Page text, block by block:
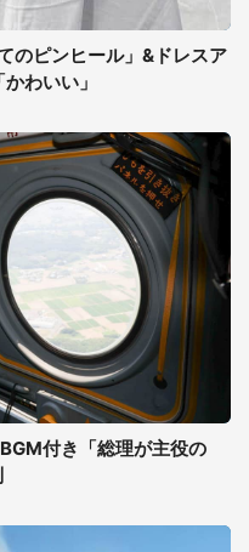
のピンヒール」&ドレスア
わいい」
付き「総理が主役の